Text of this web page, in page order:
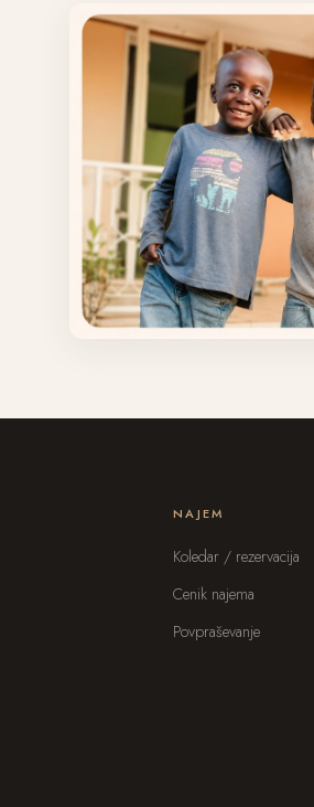
NAJEM
Koledar / rezervacija
Cenik najema
Povpraševanje